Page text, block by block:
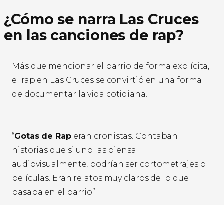
¿Cómo se narra Las Cruces
en las canciones de rap?
Más que mencionar el barrio de forma explícita,
el rap en Las Cruces se convirtió en una forma
de documentar la vida cotidiana.
“Gotas de Raperan cronistas. Contaban
historias que si uno las piensa
audiovisualmente, podrían ser cortometrajes o
películas. Eran relatos muy claros de lo que
pasaba en el barrio”.